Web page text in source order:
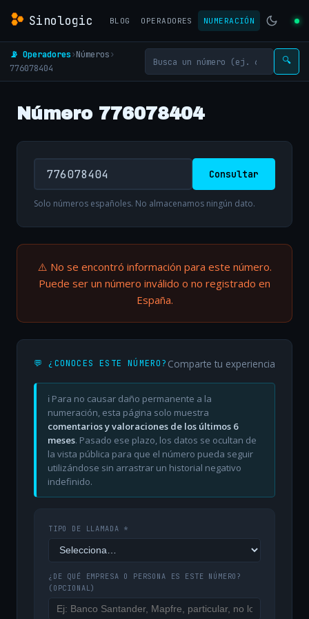
Sinologic BLOG OPERADORES NUMERACIÓN
📡 Operadores›Números›
776078404
🔍
Número 776078404
Consultar
Solo números españoles. No almacenamos ningún dato.
⚠️ No se encontró información para este número.
Puede ser un número inválido o no registrado en
España.
💬 ¿CONOCES ESTE NÚMERO? Comparte tu experiencia
ℹ️ Para no causar daño permanente a la
numeración, esta página solo muestra
comentarios y valoraciones de los últimos 6
meses. Pasado ese plazo, los datos se ocultan de
la vista pública para que el número pueda seguir
utilizándose sin arrastrar un historial negativo
indefinido.
TIPO DE LLAMADA *
¿DE QUÉ EMPRESA O PERSONA ES ESTE NÚMERO?
(OPCIONAL)